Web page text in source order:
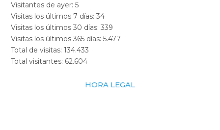
Visitantes de ayer:5
Visitas los últimos 7 días:34
Visitas los últimos 30 días:339
Visitas los últimos 365 días:5.477
Total de visitas:134.433
Total visitantes: 62.604
HORA LEGAL